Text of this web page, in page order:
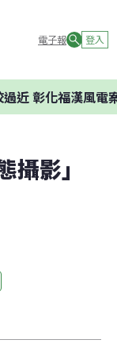
電子報 登入
近 彰化福漢風電
影」